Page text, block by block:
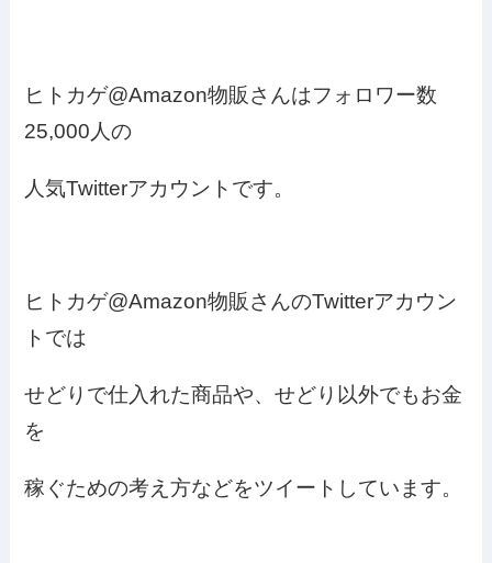
ヒトカゲ@Amazon物販さんはフォロワー数
25,000人の
人気Twitterアカウントです。
ヒトカゲ@Amazon物販さんのTwitterアカウン
トでは
せどりで仕入れた商品や、せどり以外でもお金
を
稼ぐための考え方などをツイートしています。